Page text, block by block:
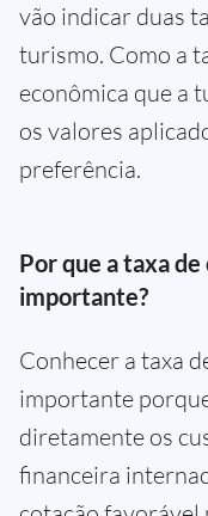
vão indicar duas
turismo. Como a
econômica que a
os valores
preferência.
Por que a taxa
importante?
Conhecer a taxa
importante
diretamente os
financeira